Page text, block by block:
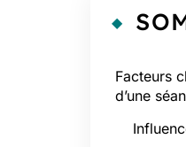
Facteurs
d’une